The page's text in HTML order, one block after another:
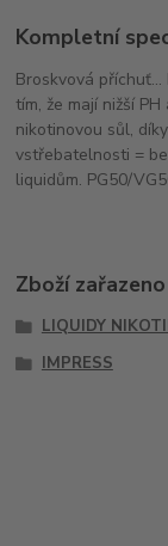
Kompletní
Broskvová
tím, že mají nižší
nikotinovou sůl,
vstřebatelnosti =
liquidům. PG50/
Zboží
LIQUIDY
IMPRESS